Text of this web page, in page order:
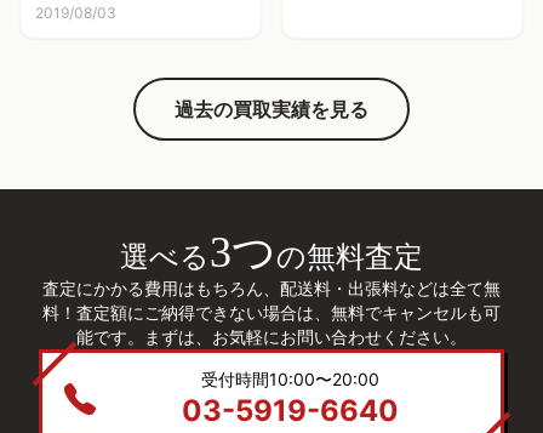
2019/08/03
過去の買取実績を見る
選べる3つの無料査定
査定にかかる費用はもちろん、配送料・出張料などは全て無
料！査定額にご納得できない場合は、無料でキャンセルも可
能です。まずは、お気軽にお問い合わせください。
受付時間10:00〜20:00
03-5919-6640